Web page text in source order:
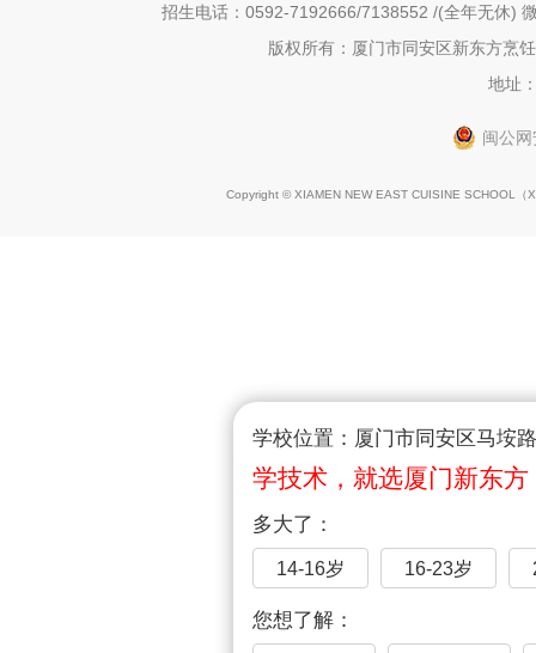
学校位置：厦门市同安区马垵
学技术，就选厦门新东方
多大了：
14-16岁 16-23岁
您想了解：
招生电话：0592-7192666/7138552 /(全年无休)
版权所有：厦门市同安区新东方烹
地址
闽公
Copyright © XIAMEN NEW EAST CUISINE SCHOOL（